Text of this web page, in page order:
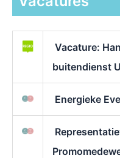
Vacature:
buitendienst
Energieke